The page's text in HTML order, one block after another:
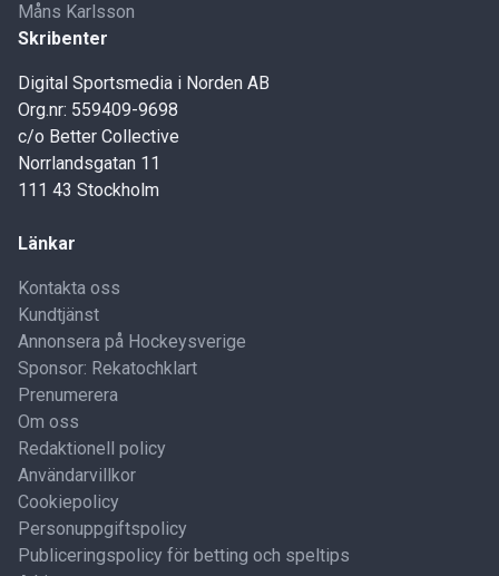
Måns Karlsson
Skribenter
Digital Sportsmedia i Norden AB
Org.nr: 559409-9698
c/o Better Collective
Norrlandsgatan 11
111 43 Stockholm
Länkar
Kontakta oss
Kundtjänst
Annonsera på Hockeysverige
Sponsor: Rekatochklart
Prenumerera
Om oss
Redaktionell policy
Användarvillkor
Cookiepolicy
Personuppgiftspolicy
Publiceringspolicy för betting och speltips